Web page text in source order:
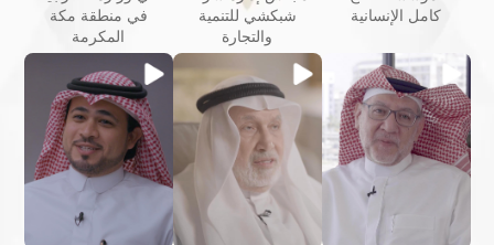
كامل الإنسانية
شبكشي للتنمية
والتجارة
في منطقة مكة
المكرمة